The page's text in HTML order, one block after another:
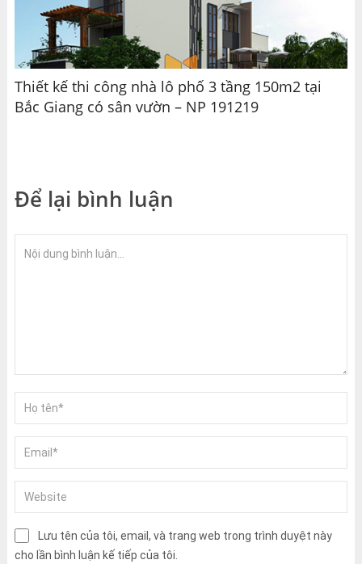
Thiết kế thi công nhà lô phố 3 tầng 150m2 tại
Bắc Giang có sân vườn – NP 191219
Để lại bình luận
Lưu tên của tôi, email, và trang web trong trình duyệt này
cho lần bình luận kế tiếp của tôi.